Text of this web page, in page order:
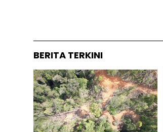
BERITA TERKINI